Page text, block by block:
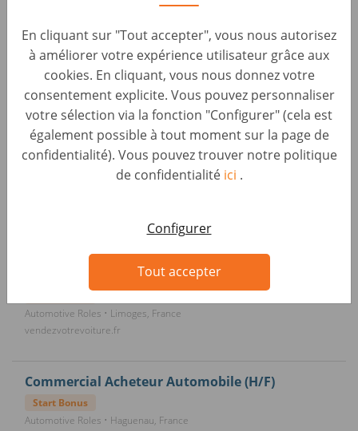
En cliquant sur "Tout accepter", vous nous autorisez
à améliorer votre expérience utilisateur grâce aux
cookies. En cliquant, vous nous donnez votre
consentement explicite. Vous pouvez personnaliser
votre sélection via la fonction "Configurer" (cela est
également possible à tout moment sur la page de
confidentialité). Vous pouvez trouver notre politique
de confidentialité ici .
Configurer
Tout accepter
Commercial Acheteur Automobile (H/F)
Start Bonus
Automotive Roles • Épinal, France
vendezvotrevoiture.fr
Assistant Commercial (H/F)
Assistant Commercial (H/F)
Automotive Roles • Limoges, France
vendezvotrevoiture.fr
Commercial Acheteur Automobile (H/F)
Start Bonus
Automotive Roles • Haguenau, France